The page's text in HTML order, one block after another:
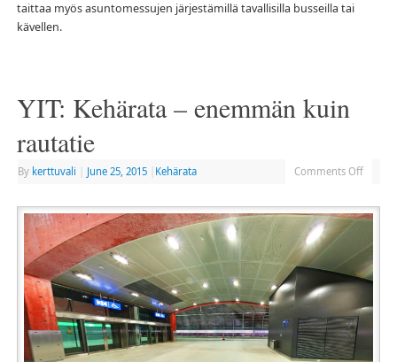
taittaa myös asuntomessujen järjestämillä tavallisilla busseilla tai
kävellen.
YIT: Kehärata – ​enemmän kuin
rautatie
By kerttuvali June 25, 2015 Kehärata Comments Off